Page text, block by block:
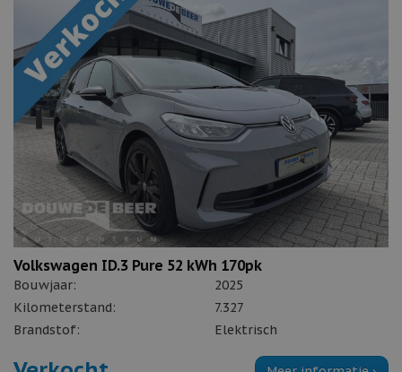
Volkswagen ID.3 Pure 52 kWh 170pk
Bouwjaar:
2025
Kilometerstand:
7.327
Brandstof:
Elektrisch